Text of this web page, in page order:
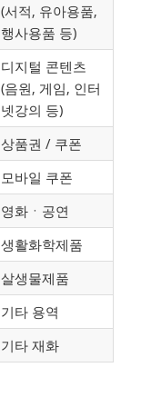
(서적, 유아용품,
행사용품 등)
디지털 콘텐츠
(음원, 게임, 인터
넷강의 등)
상품권 / 쿠폰
모바일 쿠폰
영화ㆍ공연
생활화학제품
살생물제품
기타 용역
기타 재화